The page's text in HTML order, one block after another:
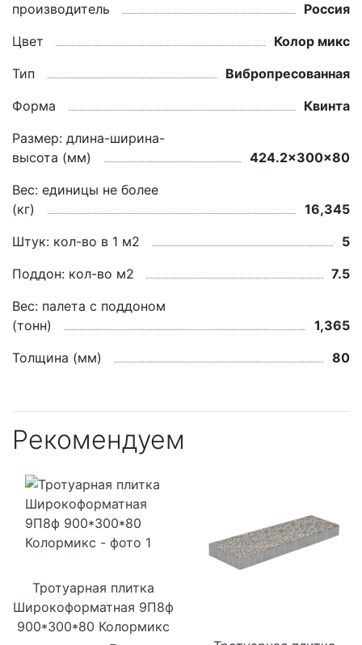
производитель
Россия
Цвет
Колор микс
Тип
Вибропресованная
Форма
Квинта
Размер: длина-ширина-
высота (мм)
424.2x300x80
Вес: единицы не более
(кг)
16,345
Штук: кол-во в 1 м2
5
Поддон: кол-во м2
7.5
Вес: палета с поддоном
(тонн)
1,365
Толщина (мм)
80
Рекомендуем
Тротуарная плитка
Широкоформатная 9П8ф
900*300*80 Колормикс